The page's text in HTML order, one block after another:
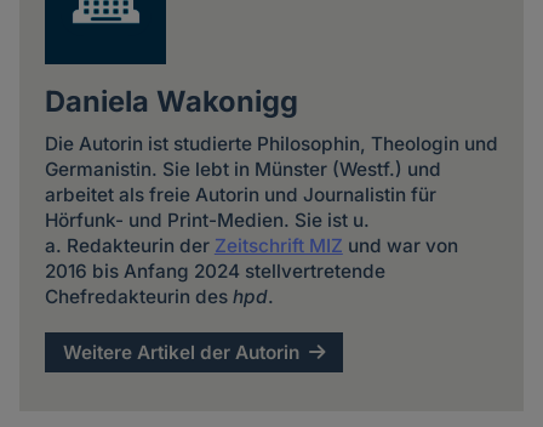
Daniela Wakonigg
Die Autorin ist studierte Philosophin, Theologin und
Germanistin. Sie lebt in Münster (Westf.) und
arbeitet als freie Autorin und Journalistin für
Hörfunk- und Print-Medien. Sie ist u.
a. Redakteurin der Zeitschrift MIZ und war von
2016 bis Anfang 2024 stellvertretende
Chefredakteurin des hpd.
Weitere Artikel der Autorin